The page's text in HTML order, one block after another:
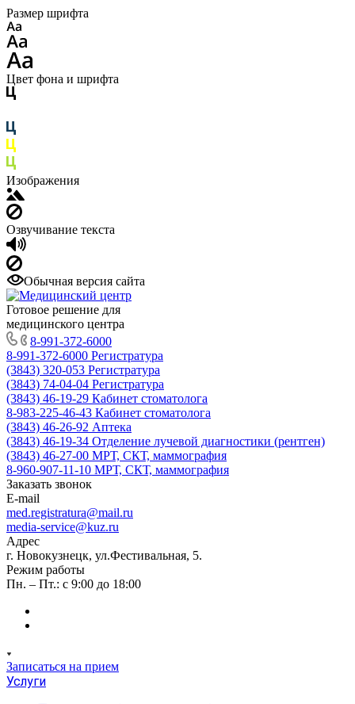
Размер шрифта
Цвет фона и шрифта
Изображения
Озвучивание текста
Обычная версия сайта
Готовое решение для
медицинского центра
8-991-372-6000
8-991-372-6000 Регистратура
(3843) 320-053 Регистратура
(3843) 74-04-04 Регистратура
(3843) 46-19-29 Кабинет стоматолога
8-983-225-46-43 Кабинет стоматолога
(3843) 46-26-92 Аптека
(3843) 46-19-34 Отделение лучевой диагностики (рентген)
(3843) 46-27-00 МРТ, СКТ, маммография
8-960-907-11-10 МРТ, СКТ, маммография
Заказать звонок
E-mail
med.registratura@mail.ru
media-service@kuz.ru
Адрес
г. Новокузнецк, ул.Фестивальная, 5.
Режим работы
Пн. – Пт.: с 9:00 до 18:00
Записаться на прием
Услуги